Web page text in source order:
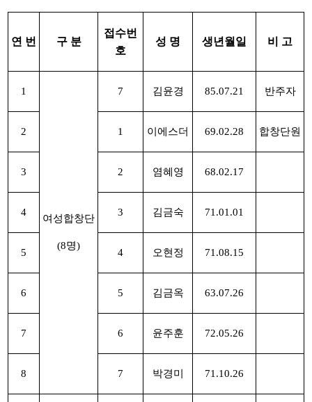
연 번 구 분
접수번
호
성 명 생년월일 비 고
1
여성합창단
(8명)
7 김윤경 85.07.21 반주자
2 1 이에스더 69.02.28 합창단원
3 2 염혜영 68.02.17
4 3 김금숙 71.01.01
5 4 오현정 71.08.15
6 5 김금옥 63.07.26
7 6 윤주훈 72.05.26
8 7 박경미 71.10.26